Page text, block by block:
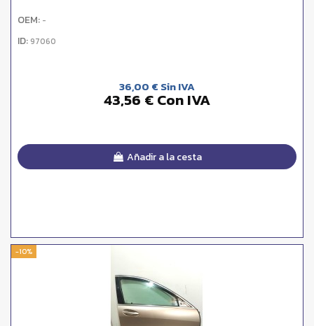
OEM: -
ID: 97060
36,00 € Sin IVA
43,56 € Con IVA
Añadir a la cesta
-10%